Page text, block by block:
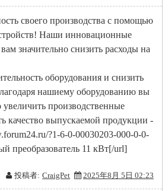
своего производства с помощью
Наши инновационные
значительно снизить расходы на
оборудования и снизить
нашиему оборудованию вы
увеличить производственные
качество выпускаемой продукции -
?1-6-0-00030203-000-0-0-
преобразователь 11 кВт[/url]
投稿者: CraigPet 2025年8月 5日 02:23